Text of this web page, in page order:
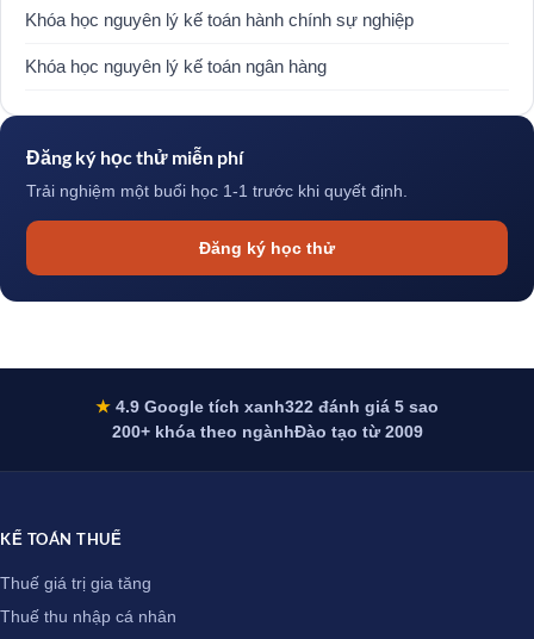
Khóa học nguyên lý kế toán hành chính sự nghiệp
Khóa học nguyên lý kế toán ngân hàng
Đăng ký học thử miễn phí
Trải nghiệm một buổi học 1-1 trước khi quyết định.
Đăng ký học thử
★ 4.9 Google tích xanh322 đánh giá 5 sao
200+ khóa theo ngànhĐào tạo từ 2009
KẾ TOÁN THUẾ
Thuế giá trị gia tăng
Thuế thu nhập cá nhân